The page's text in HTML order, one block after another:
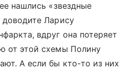
нашлись «звездные
Ларису
вдруг она потеряет
от этой схемы Полину
А если бы кто-то из них